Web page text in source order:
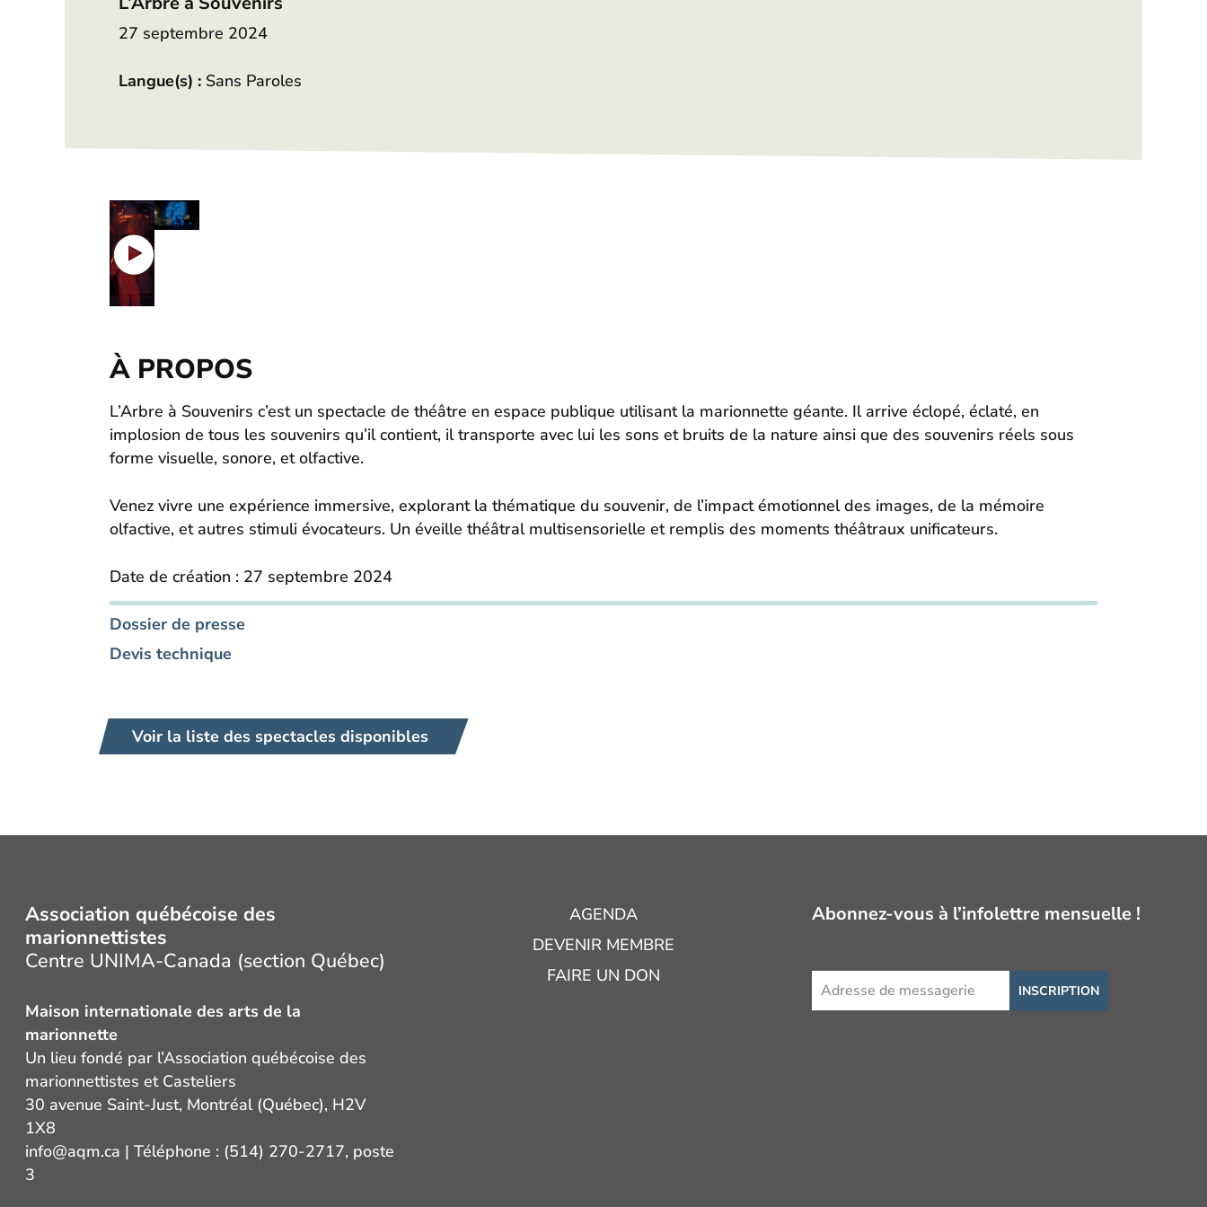
27 septembre 2024
Langue(s) : Sans Paroles
À PROPOS
L’Arbre à Souvenirs c’est un spectacle de théâtre en espace publique utilisant la marionnette géante. Il arrive éclopé, éclaté, en
implosion de tous les souvenirs qu’il contient, il transporte avec lui les sons et bruits de la nature ainsi que des souvenirs réels sous
forme visuelle, sonore, et olfactive.
Venez vivre une expérience immersive, explorant la thématique du souvenir, de l’impact émotionnel des images, de la mémoire
olfactive, et autres stimuli évocateurs. Un éveille théâtral multisensorielle et remplis des moments théâtraux unificateurs.
Date de création : 27 septembre 2024
Dossier de presse
Devis technique
Voir la liste des spectacles disponibles
Association québécoise des
marionnettistes
Centre UNIMA-Canada (section Québec)
Maison internationale des arts de la
marionnette
Un lieu fondé par l’Association québécoise des
marionnettistes et Casteliers
30 avenue Saint-Just, Montréal (Québec), H2V
1X8
info@aqm.ca | Téléphone : (514) 270-2717, poste
3
AGENDA
DEVENIR MEMBRE
FAIRE UN DON
Abonnez-vous à l’infolettre mensuelle !
INSCRIPTION